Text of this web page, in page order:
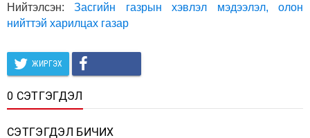
Нийтэлсэн:Засгийн газрын хэвлэл мэдээлэл, олон
нийттэй харилцах газар
ЖИРГЭХ
0 СЭТГЭГДЭЛ
СЭТГЭГДЭЛ БИЧИХ